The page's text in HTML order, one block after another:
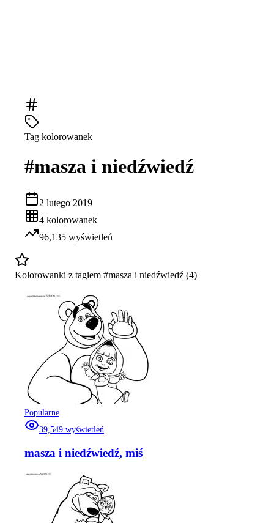
Tag kolorowanek
#masza i niedźwiedź
2 lutego 2019
4 kolorowanek
96,135 wyświetleń
Kolorowanki z tagiem #masza i niedźwiedź (4)
Popularne
39,549 wyświetleń
masza i niedźwiedź, miś